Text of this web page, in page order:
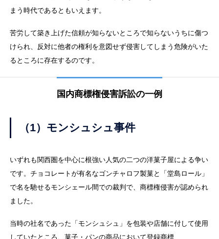
まう時代であるともいえます。
苦労して築き上げた信頼が知らないところで知らないうちに傷つ
けられ、反対に他者の権利を意図せず侵害してしまう危険がいた
るところに存在するのです。
国内商標権侵害訴訟の一例
（1）モンシュシュ事件
いずれも関西圏を中心に根強い人気の二つの洋菓子屋による争い
です。チョコレートが有名なゴンチャロフ製菓と「堂島ロール」
で名を馳せるモンシェール間での裁判で、商標権侵害が認められ
ました。
当時の社名であった「モンシュシュ」を包装や店舗に付して使用
していたところ、菓子・パンの商品において登録商標